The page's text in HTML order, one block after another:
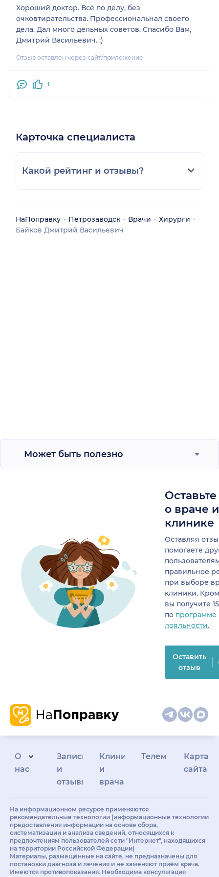
Хороший доктор. Всё по делу, без
очковтирательства. Профессиональнал своего
дела. Дал много дельных советов. Спасибо Вам,
Дмитрий Васильевич. :)
Отзыв оставлен через сайт/приложение
1
Карточка специалиста
Какой рейтинг и отзывы?
НаПоправку Петрозаводск Врачи
Хирурги
Байков Дмитрий Васильевич
Может быть полезно
о враче
клинике
Оставляя
помогаете
правильное
при выборе
клиники.
вы получите
по программе
лояльности.
Оставить
отзыв
О
нас
Запись
и
отзывы
Клиникам
и
врачам
Телемедицина
Карта
сайта
На информационном ресурсе применяются
рекомендательные технологии (информационные технологии
предоставления информации на основе сбора,
систематизации и анализа сведений, относящихся к
предпочтениям пользователей сети "Интернет", находящихся
на территории Российской Федерации)
Материалы, размещённые на сайте, не предназначены для
постановки диагноза и лечения и не заменяют приём врача.
Имеются противопоказания. Необходима консультация